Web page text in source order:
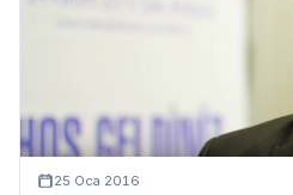
25 Oca 2016